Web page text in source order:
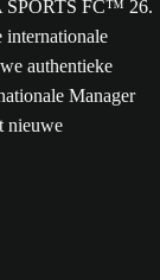
SPORTS FC™ 26.
internationale
authentieke
Manager
nieuwe